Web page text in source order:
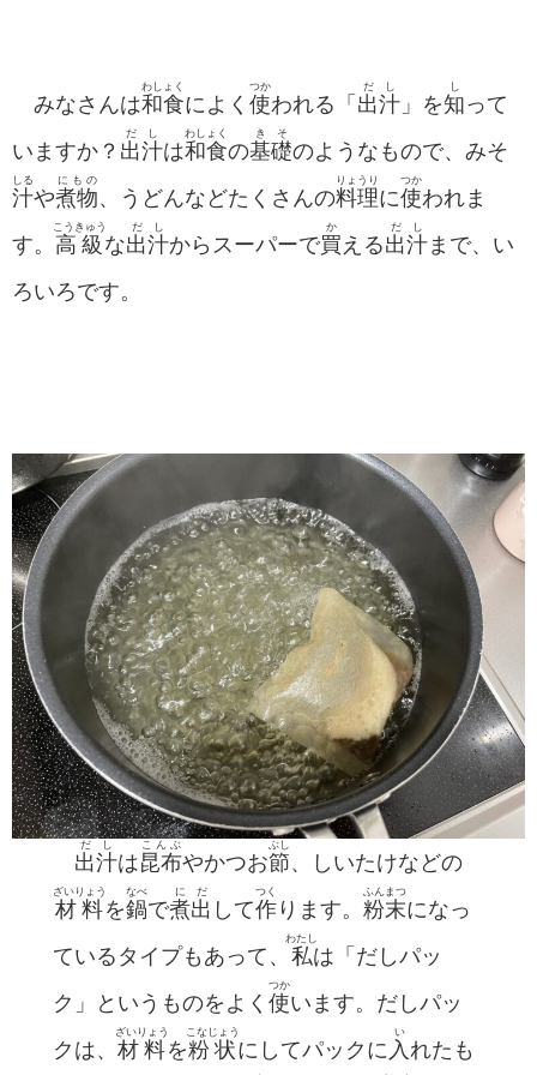
みなさんは和食
わしょく
によく 使
つか
われる「 出汁
だし
」を知
し
って
いますか？ 出汁
だし
は和食
わしょく
の基礎
きそ
のようなもので、みそ
汁
しる
や煮物
にもの
、うどんなどたくさんの料理
りょうり
に使
つか
われま
す。 高級
こうきゅう
な出汁
だし
からスーパーで買
か
える出汁
だし
まで、い
ろいろです。
出汁
だし
は昆布
こんぶ
やかつお節
ぶし
、しいたけなどの
材料
ざいりょう
を鍋
なべ
で煮
に
出
だ
して作
つく
ります。粉末
ふんまつ
になっ
ているタイプもあって、 私
わたし
は「だしパッ
ク」というものをよく使
つか
います。だしパッ
クは、材料
ざいりょう
を粉状
こなじょう
にしてパックに 入
い
れたも